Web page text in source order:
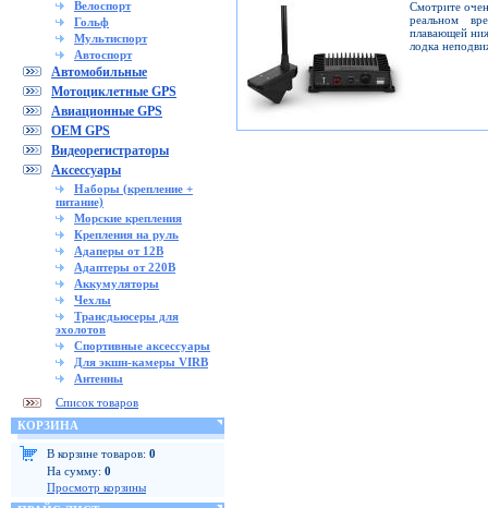
Велоспорт
Гольф
Мультиспорт
Автоспорт
Автомобильные
Мотоциклетные GPS
Авиационные GPS
OEM GPS
Видеорегистраторы
Аксессуары
Наборы (крепление +
питание)
Морские крепления
Крепления на руль
Адаперы от 12В
Адаптеры от 220В
Аккумуляторы
Чехлы
Трансдьюсеры для
эхолотов
Спортивные аксессуары
Для экшн-камеры VIRB
Антенны
Список товаров
КОРЗИНА
В корзине товаров: 0
На сумму: 0
Просмотр корзины
Смотрите
реальном
плавающей
лодка